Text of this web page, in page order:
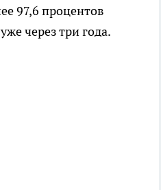
97,6 процентов
через три года.